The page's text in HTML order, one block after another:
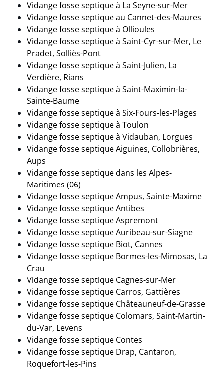
Vidange fosse septique à La Seyne-sur-Mer
Vidange fosse septique au Cannet-des-Maures
Vidange fosse septique à Ollioules
Vidange fosse septique à Saint-Cyr-sur-Mer, Le
Pradet, Solliès-Pont
Vidange fosse septique à Saint-Julien, La
Verdière, Rians
Vidange fosse septique à Saint-Maximin-la-
Sainte-Baume
Vidange fosse septique à Six-Fours-les-Plages
Vidange fosse septique à Toulon
Vidange fosse septique à Vidauban, Lorgues
Vidange fosse septique Aiguines, Collobrières,
Aups
Vidange fosse septique dans les Alpes-
Maritimes (06)
Vidange fosse septique Ampus, Sainte-Maxime
Vidange fosse septique Antibes
Vidange fosse septique Aspremont
Vidange fosse septique Auribeau-sur-Siagne
Vidange fosse septique Biot, Cannes
Vidange fosse septique Bormes-les-Mimosas, La
Crau
Vidange fosse septique Cagnes-sur-Mer
Vidange fosse septique Carros, Gattières
Vidange fosse septique Châteauneuf-de-Grasse
Vidange fosse septique Colomars, Saint-Martin-
du-Var, Levens
Vidange fosse septique Contes
Vidange fosse septique Drap, Cantaron,
Roquefort-les-Pins